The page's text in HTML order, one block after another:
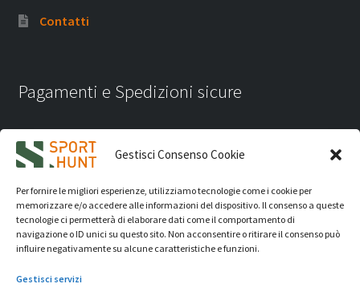
Gestisci Consenso Cookie
Per fornire le migliori esperienze, utilizziamo tecnologie come i cookie per
memorizzare e/o accedere alle informazioni del dispositivo. Il consenso a queste
tecnologie ci permetterà di elaborare dati come il comportamento di
navigazione o ID unici su questo sito. Non acconsentire o ritirare il consenso può
influire negativamente su alcune caratteristiche e funzioni.
Gestisci servizi
Contatti
Pagamenti e Spedizioni sicure